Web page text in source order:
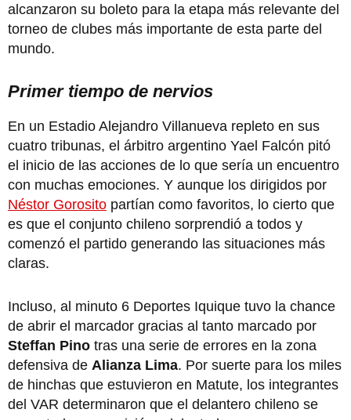
alcanzaron su boleto para la etapa más relevante del
torneo de clubes más importante de esta parte del
mundo.
Primer tiempo de nervios
En un Estadio Alejandro Villanueva repleto en sus
cuatro tribunas, el árbitro argentino Yael Falcón pitó
el inicio de las acciones de lo que sería un encuentro
con muchas emociones. Y aunque los dirigidos por
Néstor Gorosito partían como favoritos, lo cierto que
es que el conjunto chileno sorprendió a todos y
comenzó el partido generando las situaciones más
claras.
Incluso, al minuto 6 Deportes Iquique tuvo la chance
de abrir el marcador gracias al tanto marcado por
Steffan Pino tras una serie de errores en la zona
defensiva de Alianza Lima. Por suerte para los miles
de hinchas que estuvieron en Matute, los integrantes
del VAR determinaron que el delantero chileno se